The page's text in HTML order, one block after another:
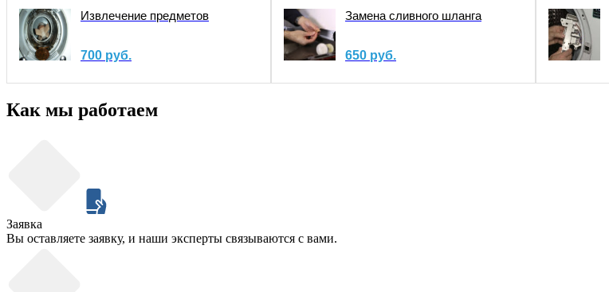
Извлечение предметов
700 руб.
Замена сливного шланга
650 руб.
Как мы работаем
Заявка
Вы оставляете заявку, и наши эксперты связываются с вами.